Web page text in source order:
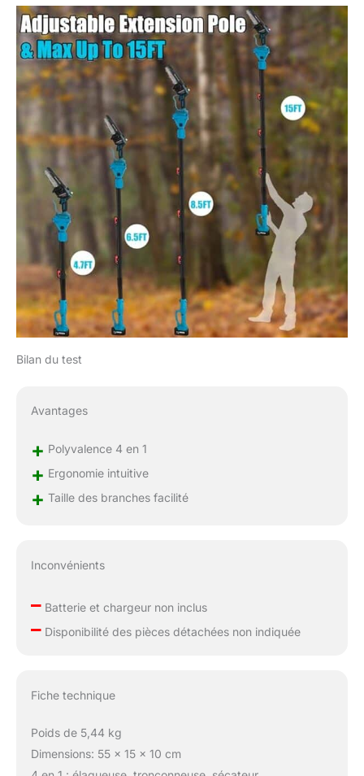
puissance de sortie et
réduisent l'usure, pour
une plus grande
endurance, une durée de
vie plus longue. Les
scies électriques sont
moins sensibles au
chauffage pendant
l'utilisation, la mini
tronçonneuse est plus
efficace, plus légère, plus
durable, plus sûre,
parfaite pour les
débutants, les femmes et
les personnes âgées
Angle de rotation de 90 °,
la tige télescopique vous
amène jusqu'à 4,5 m de
hauteur (ajout de la
hauteur de la personne)
L'élagueuse peut être
cm et sécateur sans fil
a pas plus facile : en
conviennent pour le
Bilan du test
Avantages
+ Polyvalence 4 en 1
+ Ergonomie intuitive
+ Taille des branches facilité
Inconvénients
–Batterie et chargeur non inclus
–Disponibilité des pièces détachées non indiquée
Fiche technique
Poids de 5,44 kg
Dimensions: 55 x 15 x 10 cm